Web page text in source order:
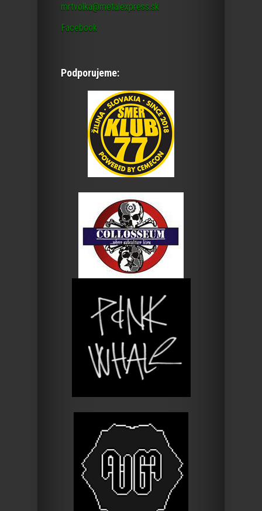
mrtvolka@metalexpress.sk
Facebook
Podporujeme: